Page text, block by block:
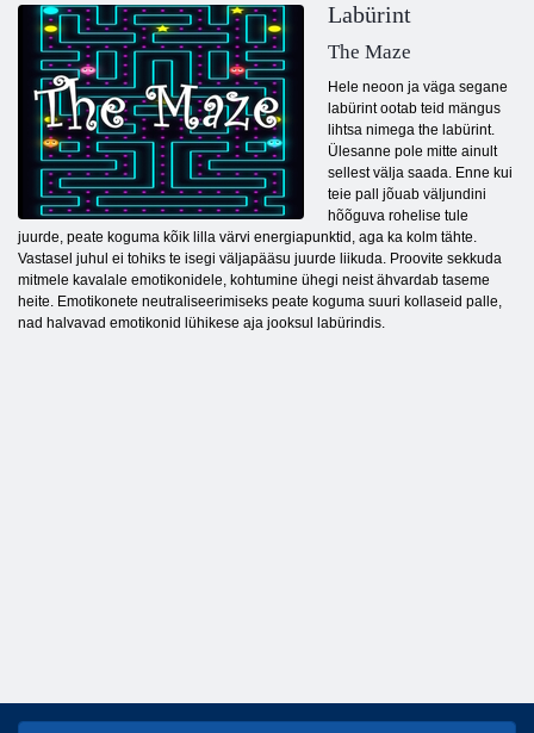
Labürint
The Maze
Hele neoon ja väga segane
labürint ootab teid mängus
lihtsa nimega the labürint.
Ülesanne pole mitte ainult
sellest välja saada. Enne kui
teie pall jõuab väljundini
hõõguva rohelise tule
juurde, peate koguma kõik lilla värvi energiapunktid, aga ka kolm tähte.
Vastasel juhul ei tohiks te isegi väljapääsu juurde liikuda. Proovite sekkuda
mitmele kavalale emotikonidele, kohtumine ühegi neist ähvardab taseme
heite. Emotikonete neutraliseerimiseks peate koguma suuri kollaseid palle,
nad halvavad emotikonid lühikese aja jooksul labürindis.